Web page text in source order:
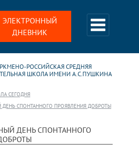
ЭЛЕКТРОННЫЙ
ДНЕВНИК
РОССИЙСКАЯ СРЕДНЯЯ
ШКОЛА ИМЕНИ А.С.ПУШКИНА
СЕГОДНЯ
СПОНТАННОГО ПРОЯВЛЕНИЯ ДОБРОТЫ
ДЕНЬ СПОНТАННОГО